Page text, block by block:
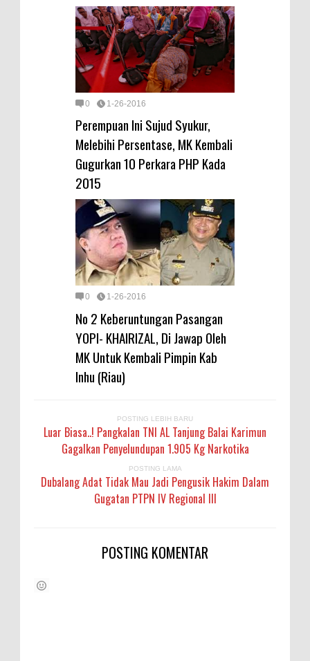
0 1-26-2016
Perempuan Ini Sujud Syukur,
Melebihi Persentase, MK Kembali
Gugurkan 10 Perkara PHP Kada
2015
0 1-26-2016
No 2 Keberuntungan Pasangan
YOPI- KHAIRIZAL, Di Jawap Oleh
MK Untuk Kembali Pimpin Kab
Inhu (Riau)
POSTING LEBIH BARU
Luar Biasa..! Pangkalan TNI AL Tanjung Balai Karimun
Gagalkan Penyelundupan 1.905 Kg Narkotika
POSTING LAMA
Dubalang Adat Tidak Mau Jadi Pengusik Hakim Dalam
Gugatan PTPN IV Regional III
POSTING KOMENTAR